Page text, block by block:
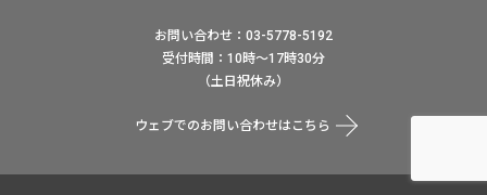
お問い合わせ：03-5778-5192
受付時間：10時〜17時30分
（土日祝休み）
ウェブでのお問い合わせはこちら